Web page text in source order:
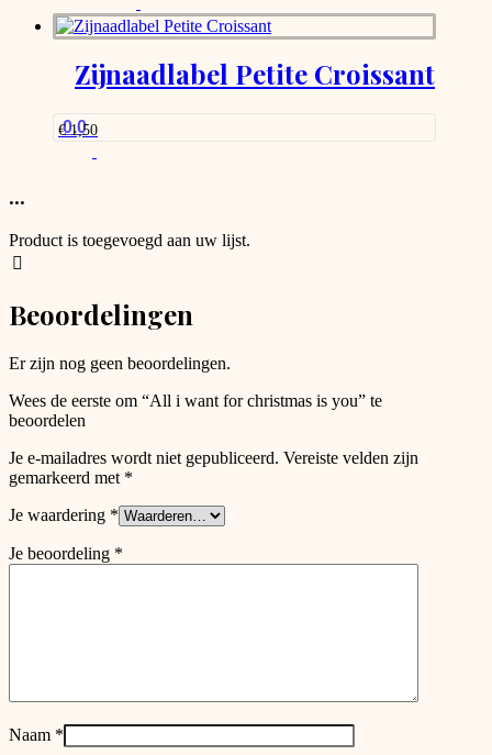
was:
€ 1,50.
is:
€ 0,75.
Zijnaadlabel Petite Croissant
0.0
€1,50
...
Product is toegevoegd aan uw lijst.
Beoordelingen
Er zijn nog geen beoordelingen.
Wees de eerste om “All i want for christmas is you” te
beoordelen
Je e-mailadres wordt niet gepubliceerd. Vereiste velden zijn
gemarkeerd met *
Je waardering *
Je beoordeling *
Naam *